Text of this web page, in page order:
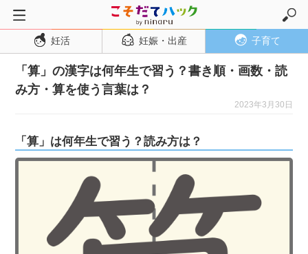
トップページ
妊活
妊娠・出産
妊娠初期
子育て・育児
妊活 妊娠・出産 子育て
「算」の漢字は何年生で習う？書き順・画数・読
み方・算を使う言葉は？
2023年3月30日
「算」は何年生で習う？読み方は？